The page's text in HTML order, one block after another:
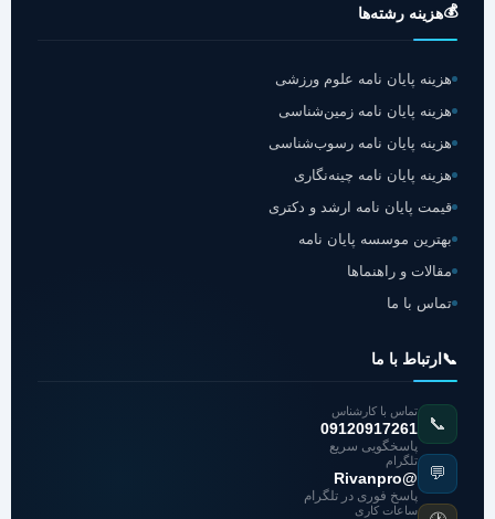
💰هزینه رشته‌ها
هزینه پایان نامه علوم ورزشی
هزینه پایان نامه زمین‌شناسی
هزینه پایان نامه رسوب‌شناسی
هزینه پایان نامه چینه‌نگاری
قیمت پایان نامه ارشد و دکتری
بهترین موسسه پایان نامه
مقالات و راهنماها
تماس با ما
📞 ارتباط با ما
📞
تماس با کارشناس
09120917261
پاسخگویی سریع
💬
تلگرام
@Rivanpro
پاسخ فوری در تلگرام
ساعات کاری